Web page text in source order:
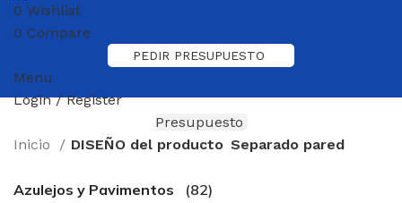
0 Wishlist
0 Compare
PEDIR PRESUPUESTO
Menu
Login / Register
Presupuesto
Inicio
DISEÑO del producto Separado pared
Azulejos y Pavimentos (82)